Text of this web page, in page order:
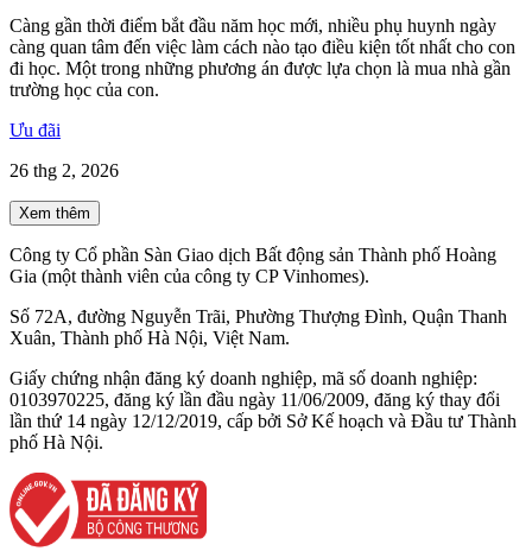
Càng gần thời điểm bắt đầu năm học mới, nhiều phụ huynh ngày
càng quan tâm đến việc làm cách nào tạo điều kiện tốt nhất cho con
đi học. Một trong những phương án được lựa chọn là mua nhà gần
trường học của con.
Ưu đãi
26 thg 2, 2026
Xem thêm
Công ty Cổ phần Sàn Giao dịch Bất động sản Thành phố Hoàng
Gia (một thành viên của công ty CP Vinhomes).
Số 72A, đường Nguyễn Trãi, Phường Thượng Đình, Quận Thanh
Xuân, Thành phố Hà Nội, Việt Nam.
Giấy chứng nhận đăng ký doanh nghiệp, mã số doanh nghiệp:
0103970225, đăng ký lần đầu ngày 11/06/2009, đăng ký thay đổi
lần thứ 14 ngày 12/12/2019, cấp bởi Sở Kế hoạch và Đầu tư Thành
phố Hà Nội.